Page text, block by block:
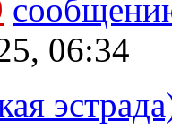
06:34